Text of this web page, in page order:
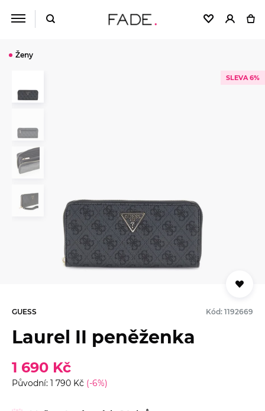
Ženy
SLEVA 6%
GUESS Kód: 1192669
Laurel II peněženka
1 690 Kč
Původní: 1 790 Kč (-6%)